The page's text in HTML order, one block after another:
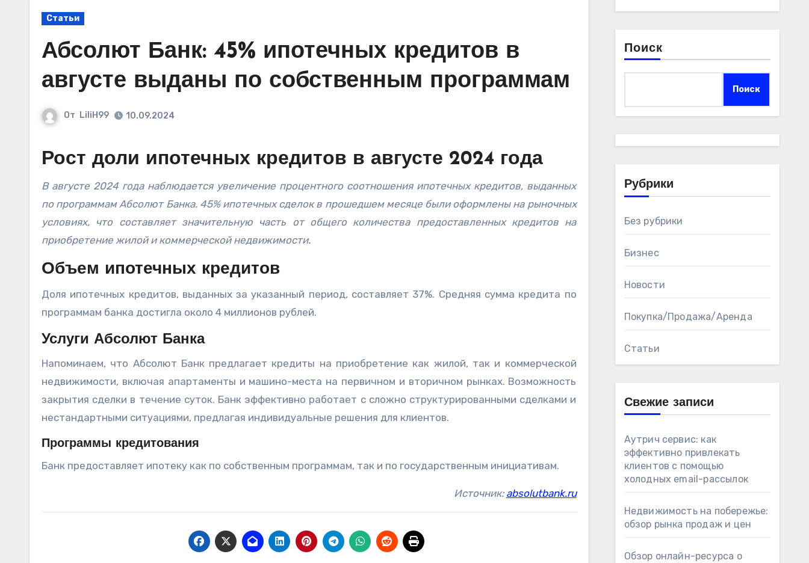
Статьи
Абсолют Банк: 45% ипотечных кредитов в
августе выданы по собственным программам
От LiliH99 10.09.2024
Рост доли ипотечных кредитов в августе 2024 года
В августе 2024 года наблюдается увеличение процентного соотношения ипотечных кредитов, выданных
по программам Абсолют Банка. 45% ипотечных сделок в прошедшем месяце были оформлены на рыночных
условиях, что составляет значительную часть от общего количества предоставленных кредитов на
приобретение жилой и коммерческой недвижимости.
Объем ипотечных кредитов
Доля ипотечных кредитов, выданных за указанный период, составляет 37%. Средняя сумма кредита по
программам банка достигла около 4 миллионов рублей.
Услуги Абсолют Банка
Напоминаем, что Абсолют Банк предлагает кредиты на приобретение как жилой, так и коммерческой
недвижимости, включая апартаменты и машино-места на первичном и вторичном рынках. Возможность
закрытия сделки в течение суток. Банк эффективно работает с сложно структурированными сделками и
нестандартными ситуациями, предлагая индивидуальные решения для клиентов.
Программы кредитования
Банк предоставляет ипотеку как по собственным программам, так и по государственным инициативам.
Источник: absolutbank.ru
Поиск
Поиск
Рубрики
Без рубрики
Бизнес
Новости
Покупка/Продажа/Аренда
Статьи
Свежие записи
Аутрич сервис: как
эффективно привлекать
клиентов с помощью
холодных email-рассылок
Недвижимость на побережье:
обзор рынка продаж и цен
Обзор онлайн-ресурса о